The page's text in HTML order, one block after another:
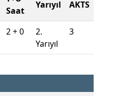
Saat
Yarıyıl AKTS
2 + 0
2.
Yarıyıl
3